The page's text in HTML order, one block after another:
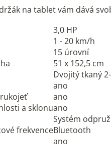
na tablet vám dává
3,0 HP
1 - 20 km/h
15 úrovní
51 x 152,5 cm
Dvojitý tkaný
ano
ano
a sklonuano
Systém
frekvenceBluetooth
ano